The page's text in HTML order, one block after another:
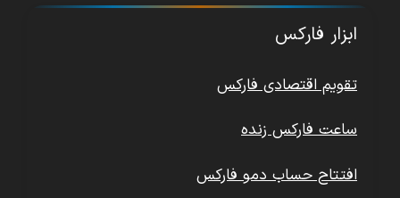
ابزار فارکس
تقویم اقتصادی فارکس
ساعت فارکس زنده
افتتاح حساب دمو فارکس